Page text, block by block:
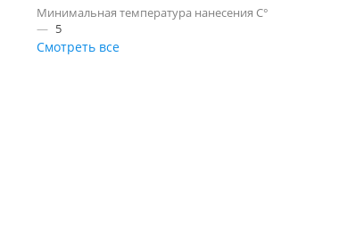
Минимальная температура нанесения C°
— 5
Смотреть все